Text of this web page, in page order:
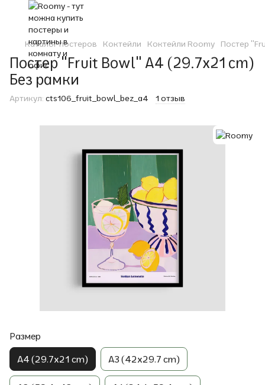
Каталог постеров Коктейли Коктейли Roomy Постер
Постер "Fruit Bowl" A4 (29.7x21 cm)
Без рамки
Артикул: cts106_fruit_bowl_bez_a4 1 отзыв
Размер
A4 (29.7x21 cm) A3 (42x29.7 cm)